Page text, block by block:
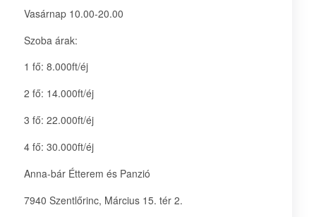
Vasárnap 10.00-20.00
Szoba árak:
1 fő: 8.000ft/éj
2 fő: 14.000ft/éj
3 fő: 22.000ft/éj
4 fő: 30.000ft/éj
Anna-bár Étterem és Panzió
7940 Szentlőrinc, Március 15. tér 2.